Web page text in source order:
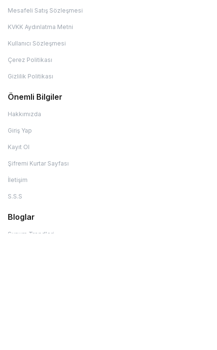
Mesafeli Satış Sözleşmesi
KVKK Aydınlatma Metni
Kullanıcı Sözleşmesi
Çerez Politikası
Gizlilik Politikası
Önemli Bilgiler
Hakkımızda
Giriş Yap
Kayıt Ol
Şifremi Kurtar Sayfası
İletişim
S.S.S
Bloglar
Sunum Trendleri